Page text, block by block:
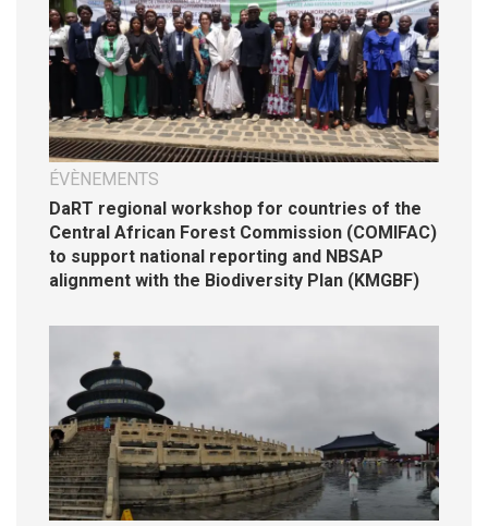
ÉVÈNEMENTS
DaRT regional workshop for countries of the
Central African Forest Commission (COMIFAC)
to support national reporting and NBSAP
alignment with the Biodiversity Plan (KMGBF)